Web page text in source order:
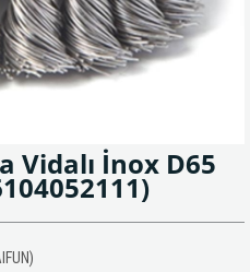
Vidalı İnox D65